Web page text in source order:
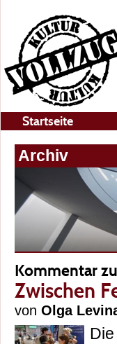
Startseite
Archiv
Kommentar
Zwischen
von Olga